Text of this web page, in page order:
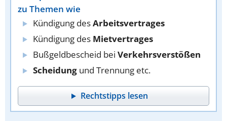
zu Themen wie
Kündigung desArbeitsvertrages
Kündigung des Mietvertrages
Bußgeldbescheid bei Verkehrsverstößen
Scheidung und Trennung etc.
Rechtstipps lesen